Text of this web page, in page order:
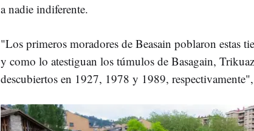
a nadie indiferente.
"Los primeros moradores de Beasain poblaron estas
y como lo atestiguan los túmulos de Basagain,
descubiertos en 1927, 1978 y 1989,